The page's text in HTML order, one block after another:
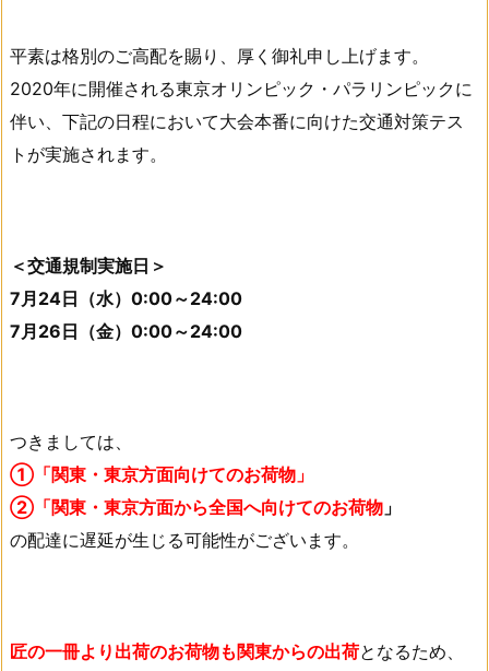
平素は格別のご高配を賜り、厚く御礼申し上げます。
2020年に開催される東京オリンピック・パラリンピックに
伴い、下記の日程において大会本番に向けた交通対策テス
トが実施されます。
＜交通規制実施日＞
7月24日（水）0:00～24:00
7月26日（金）0:00～24:00
つきましては、
①「関東・東京方面向けてのお荷物」
②「関東・東京方面から全国へ向けてのお荷物 」
の配達に遅延が生じる可能性がございます。
匠の一冊より出荷のお荷物も関東からの出荷となるため、